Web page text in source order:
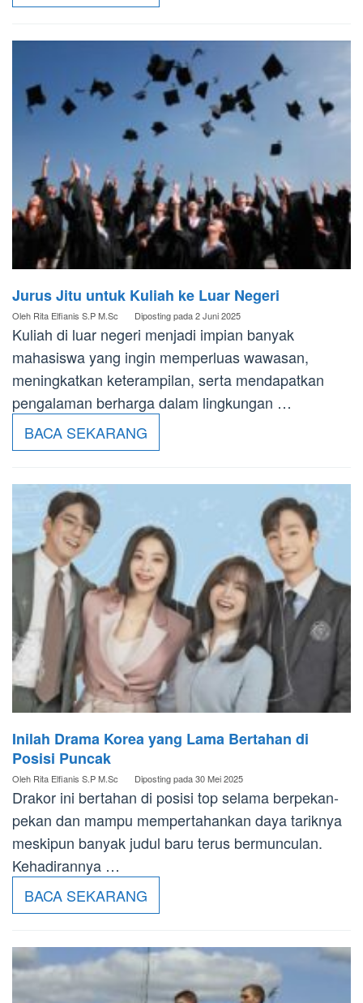
Jurus Jitu untuk Kuliah ke Luar Negeri
Oleh Rita Elfianis S.P M.Sc Diposting pada2 Juni 2025
Kuliah di luar negeri menjadi impian banyak
mahasiswa yang ingin memperluas wawasan,
meningkatkan keterampilan, serta mendapatkan
pengalaman berharga dalam lingkungan …
BACA SEKARANG
Inilah Drama Korea yang Lama Bertahan di
Posisi Puncak
Oleh Rita Elfianis S.P M.Sc Diposting pada30 Mei 2025
Drakor ini bertahan di posisi top selama berpekan-
pekan dan mampu mempertahankan daya tariknya
meskipun banyak judul baru terus bermunculan.
Kehadirannya …
BACA SEKARANG